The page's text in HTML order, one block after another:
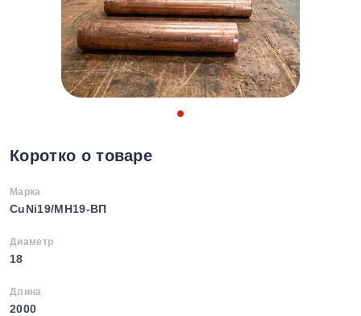
Коротко о товаре
Марка
CuNi19/МН19-ВП
Диаметр
18
Длина
2000